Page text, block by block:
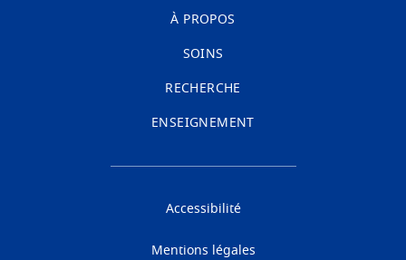
À PROPOS
SOINS
RECHERCHE
ENSEIGNEMENT
Accessibilité
Mentions légales